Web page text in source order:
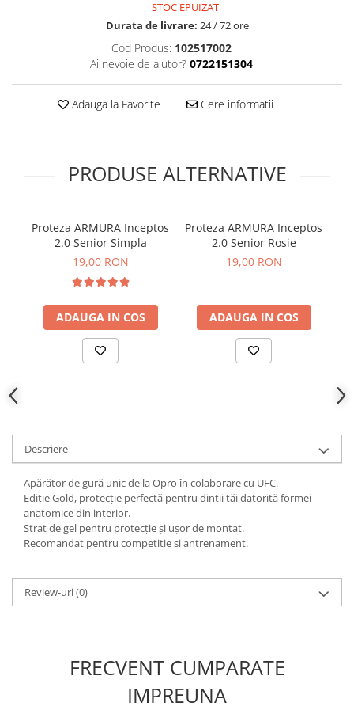
STOC EPUIZAT
Durata de livrare: 24 / 72 ore
Cod Produs: 102517002
Ai nevoie de ajutor? 0722151304
Adauga la Favorite Cere informatii
PRODUSE ALTERNATIVE
Proteza ARMURA Inceptos
2.0 Senior Simpla
19,00 RON
ADAUGA IN COS
Proteza ARMURA Inceptos
2.0 Senior Rosie
19,00 RON
ADAUGA IN COS
Descriere
Apărător de gură unic de la Opro în colaborare cu UFC.
Ediție Gold, protecție perfectă pentru dinții tăi datorită formei
anatomice din interior.
Strat de gel pentru protecție și ușor de montat.
Recomandat pentru competitie si antrenament.
Review-uri(0)
FRECVENT CUMPARATE
IMPREUNA